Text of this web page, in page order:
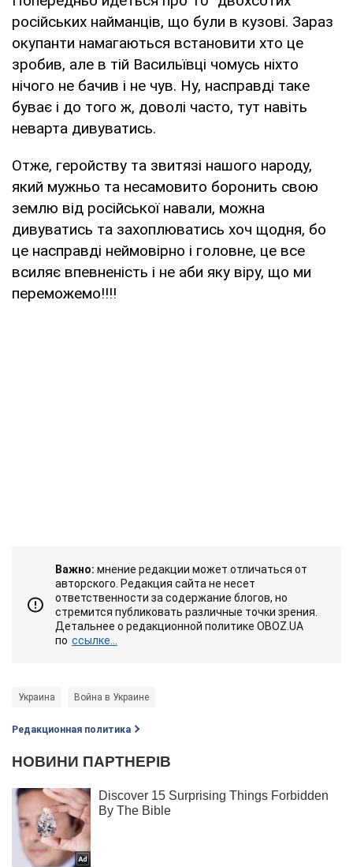
російських найманців, що були в кузові. Зараз
окупанти намагаються встановити хто це
зробив, але в тій Васильївці чомусь ніхто
нічого не бачив і не чув. Ну, насправді таке
буває і до того ж, доволі часто, тут навіть
неварта дивуватись.
Отже, геройству та звитязі нашого народу,
який мужньо та несамовито боронить свою
землю від російської навали, можна
дивуватись та захоплюватись хоч щодня, бо
це насправді неймовірно і головне, це все
всиляє впевненість і не аби яку віру, що ми
переможемо!!!!
Важно: мнение редакции может отличаться от
авторского. Редакция сайта не несет
ответственности за содержание блогов, но
стремится публиковать различные точки зрения.
Детальнее о редакционной политике OBOZ.UA
по ссылке...
Украина Война в Украине
Редакционная политика